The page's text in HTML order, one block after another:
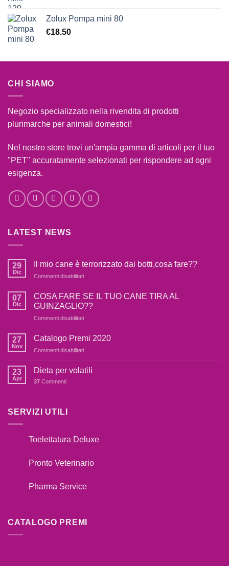
Zolux Pompa mini 80
€18.50
CHI SIAMO
Negozio specializzato nella rivendita di prodotti
plurimarche per animali domestici!
Nel nostro store trovi un'ampia gamma di articoli per il tuo
"PET" accuratamente selezionati per rispondere ad ogni
esigenza.
LATEST NEWS
29
Dic
Il mio cane è terrorizzato dai botti,cosa fare??
Commenti disabilitatisu
mio
cane
è
terrorizzato
botti,cosa
07
Dic
COSA FARE SE IL TUO CANE TIRA AL
GUINZAGLIO??
Commenti disabilitatisu
FARE
IL
CANE
27
Nov
Catalogo Premi 2020
Commenti disabilitatisu
Premi
23
Apr
Dieta per volatili
37 Commenti
SERVIZI UTILI
Toelettatura Deluxe
Pronto Veterinario
Pharma Service
CATALOGO PREMI